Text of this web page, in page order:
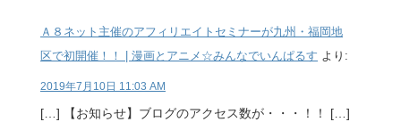
Ａ８ネット主催のアフィリエイトセミナーが九州・福岡地
区で初開催！！ | 漫画とアニメ☆みんなでいんぱるす より:
2019年7月10日 11:03 AM
[…] 【お知らせ】ブログのアクセス数が・・・！！ […]